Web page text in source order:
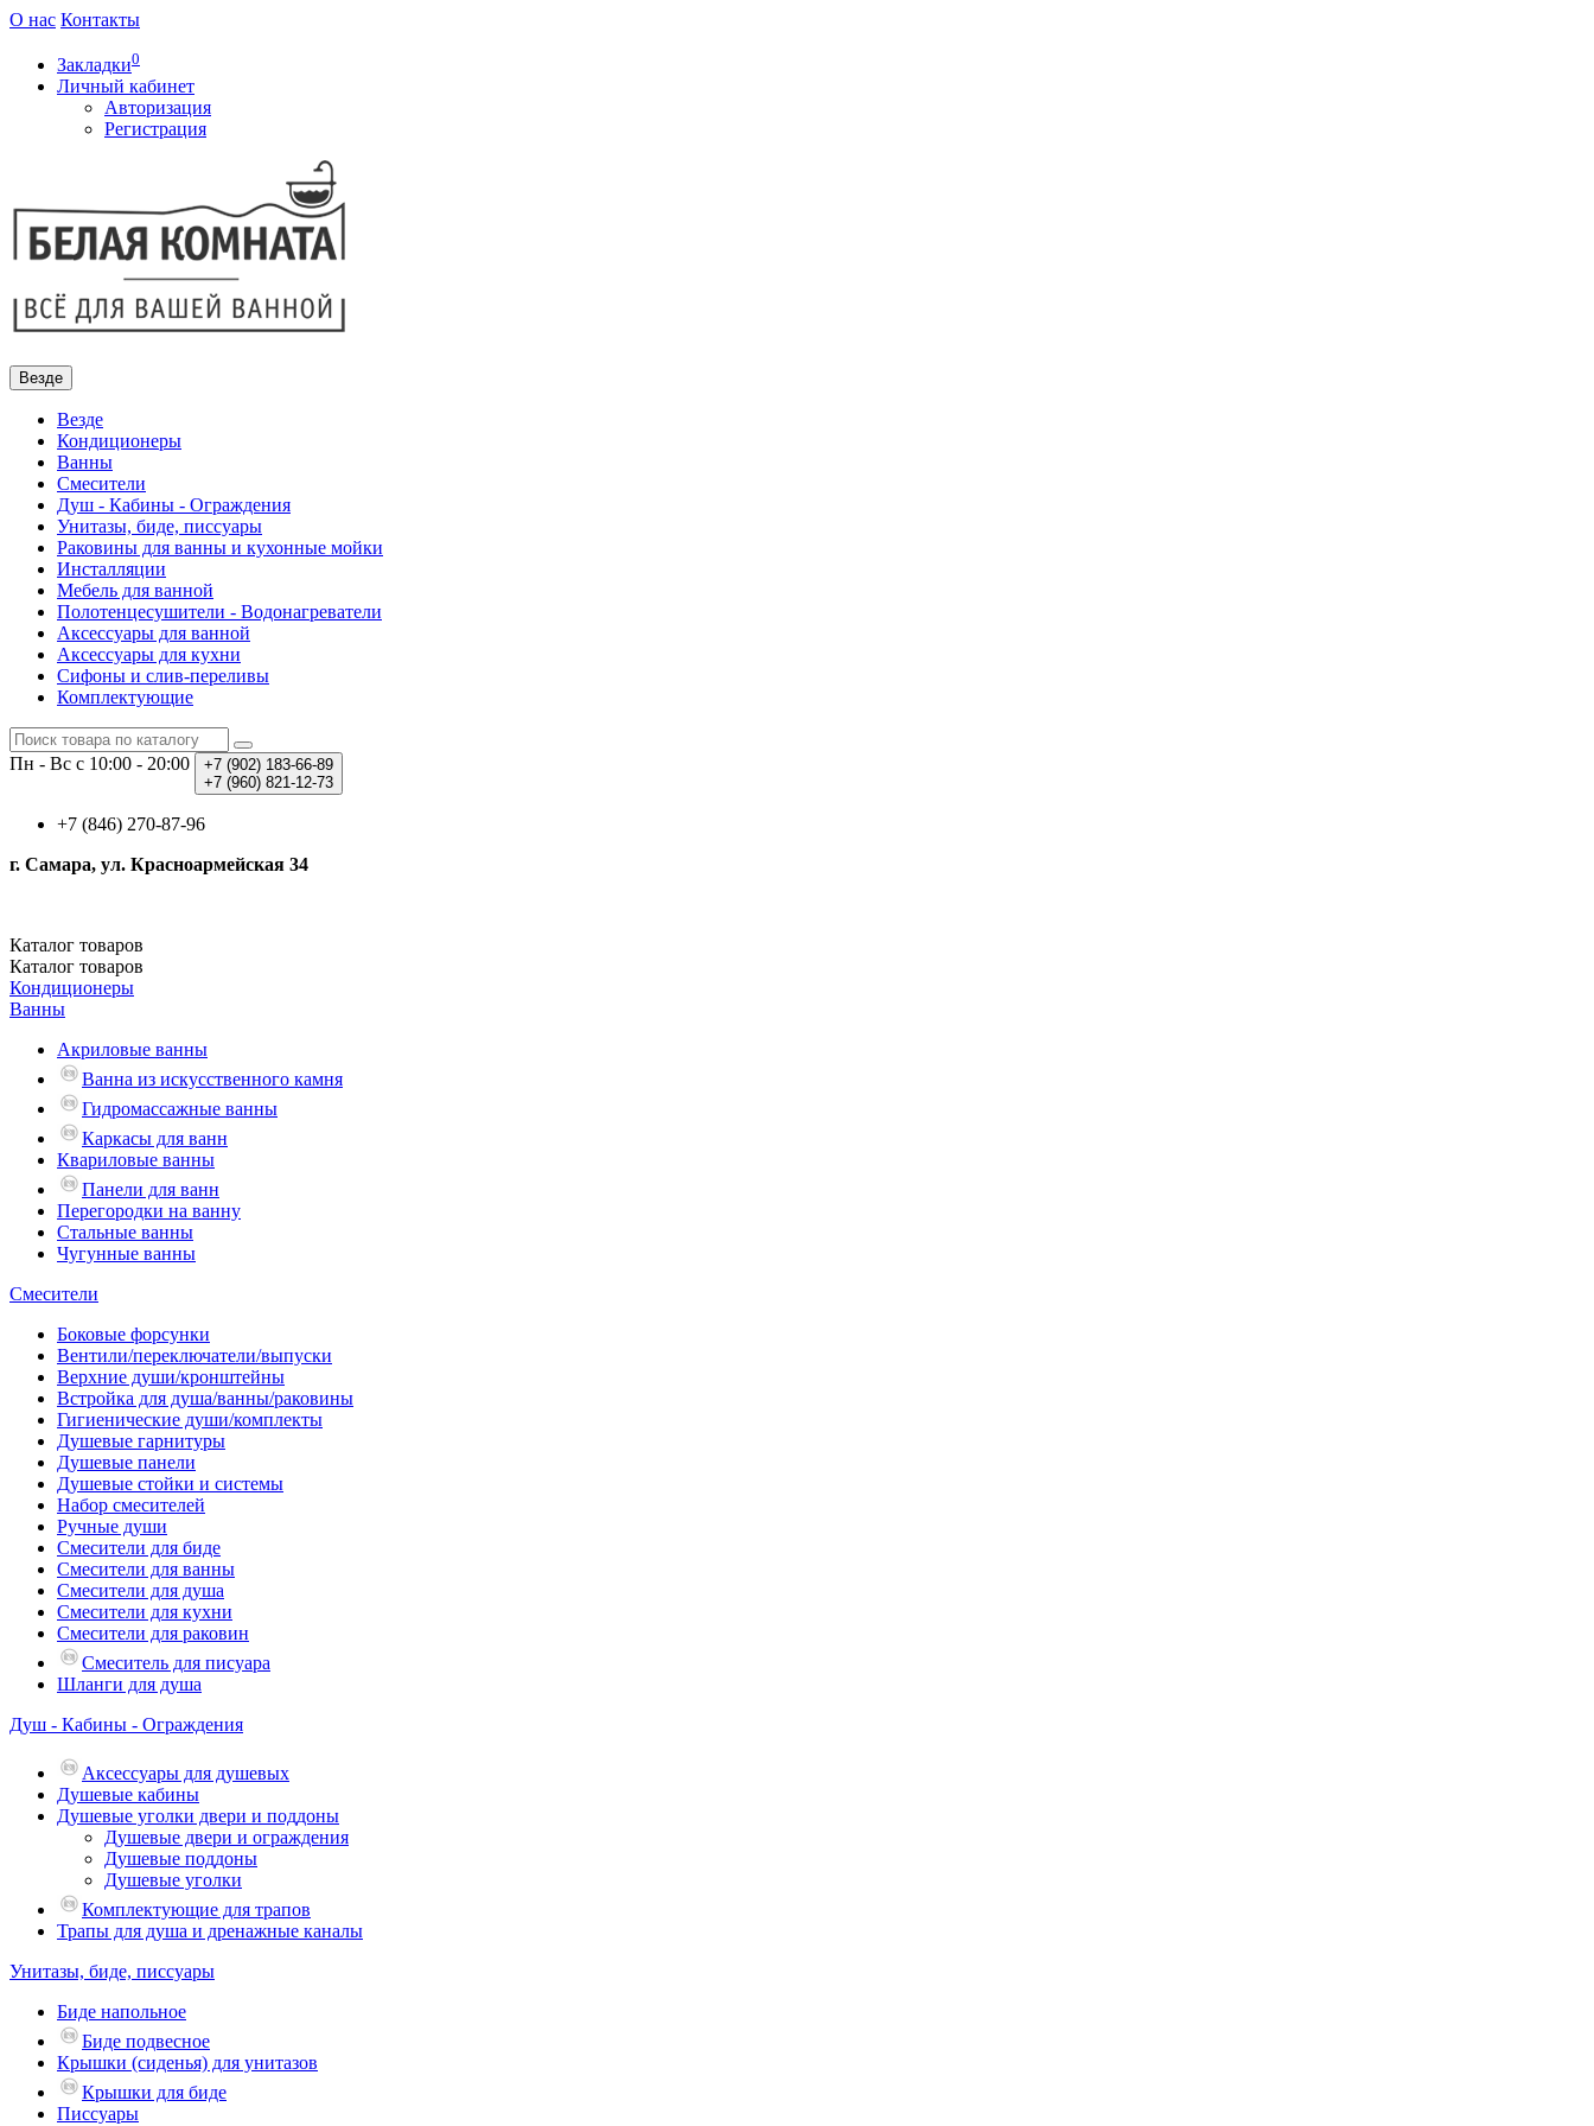
О нас Контакты
Закладки0
Личный кабинет
Авторизация
Регистрация
Везде
Везде
Кондиционеры
Ванны
Смесители
Душ - Кабины - Ограждения
Унитазы, биде, писсуары
Раковины для ванны и кухонные мойки
Инсталляции
Мебель для ванной
Полотенцесушители - Водонагреватели
Аксессуары для ванной
Аксессуары для кухни
Сифоны и слив-переливы
Комплектующие
Пн - Вс с 10:00 - 20:00 +7 (902) 183-66-89
+7 (960) 821-12-73
+7 (846) 270-87-96
г. Самара, ул. Красноармейская 34
Каталог товаров
Каталог товаров
Кондиционеры
Ванны
Акриловые ванны
Ванна из искусственного камня
Гидромассажные ванны
Каркасы для ванн
Квариловые ванны
Панели для ванн
Перегородки на ванну
Стальные ванны
Чугунные ванны
Смесители
Боковые форсунки
Вентили/переключатели/выпуски
Верхние души/кронштейны
Встройка для душа/ванны/раковины
Гигиенические души/комплекты
Душевые гарнитуры
Душевые панели
Душевые стойки и системы
Набор смесителей
Ручные души
Смесители для биде
Смесители для ванны
Смесители для душа
Смесители для кухни
Смесители для раковин
Смеситель для писуара
Шланги для душа
Душ - Кабины - Ограждения
Аксессуары для душевых
Душевые кабины
Душевые уголки двери и поддоны
Душевые двери и ограждения
Душевые поддоны
Душевые уголки
Комплектующие для трапов
Трапы для душа и дренажные каналы
Унитазы, биде, писсуары
Биде напольное
Биде подвесное
Крышки (сиденья) для унитазов
Крышки для биде
Писсуары